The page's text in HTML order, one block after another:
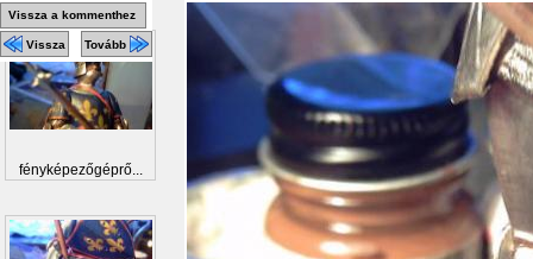
Vissza a kommenthez
Vissza Tovább
fényképezőgéprő...